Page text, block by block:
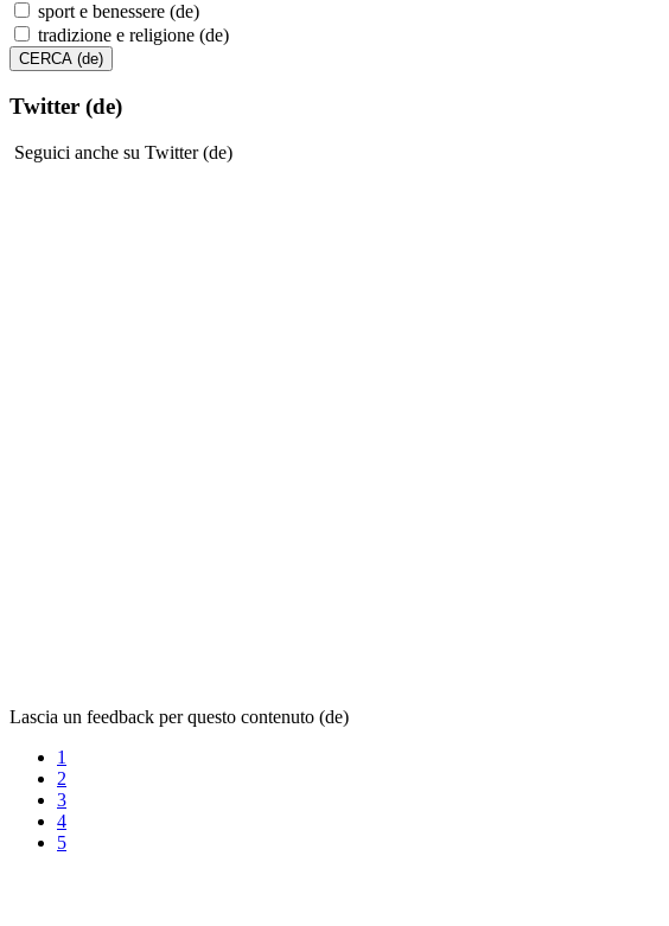
sport e benessere (de)
tradizione e religione (de)
Twitter (de)
Seguici anche su Twitter (de)
Lascia un feedback per questo contenuto (de)
1
2
3
4
5